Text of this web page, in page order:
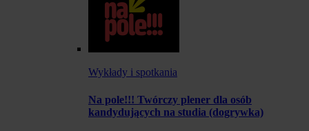
Wykłady i spotkania
Na pole!!! Twórczy plener dla osób
kandydujących na studia (dogrywka)